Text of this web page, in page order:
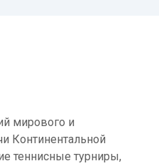
мирового и
Континентальной
теннисные турниры,